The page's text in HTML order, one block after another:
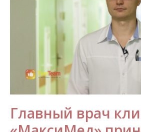
Главный врач